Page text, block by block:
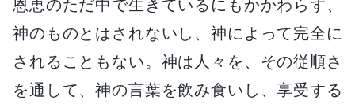
恩恵のただ中で生きているにもかかわらず、
神のものとはされないし、神によって完全に
されることもない。神は人々を、その従順さ
を通して、神の言葉を飲み食いし、享受する